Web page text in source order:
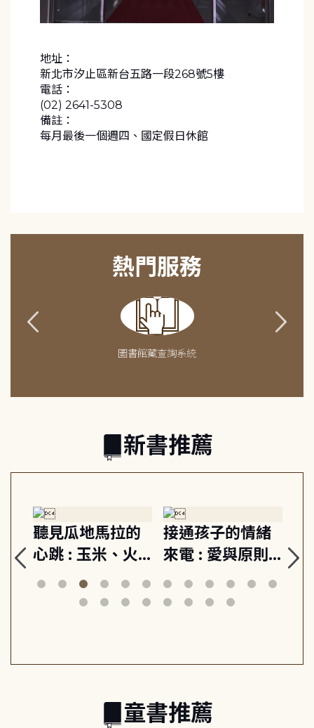
地址：
新北市汐止區新台五路一段268號5樓
電話：
(02) 2641-5308
備註：
每月最後一個週四、國定假日休館
熱門服務
圖書館藏查詢系統
新書推薦
聽見瓜地馬拉的
心跳 : 玉米、火
山與信仰, 外交官
筆下的現代馬雅
接通孩子的情緒
來電 : 愛與原則,
建立教養的安定
節奏 22個行動練
關
童書推薦